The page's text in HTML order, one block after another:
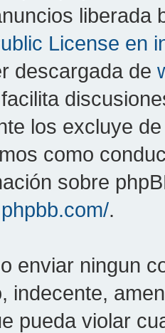
liberada
License en
descargada de
los excluye
como
sobre
.
enviar ningun
indecente,
pueda violar